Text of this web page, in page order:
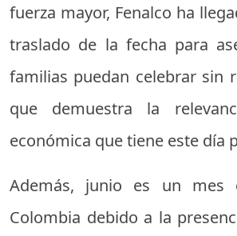
fuerza mayor, Fenalco ha
traslado de la fecha para
familias puedan celebrar sin
que demuestra la
económica que tiene este día
Además, junio es un mes
Colombia debido a la